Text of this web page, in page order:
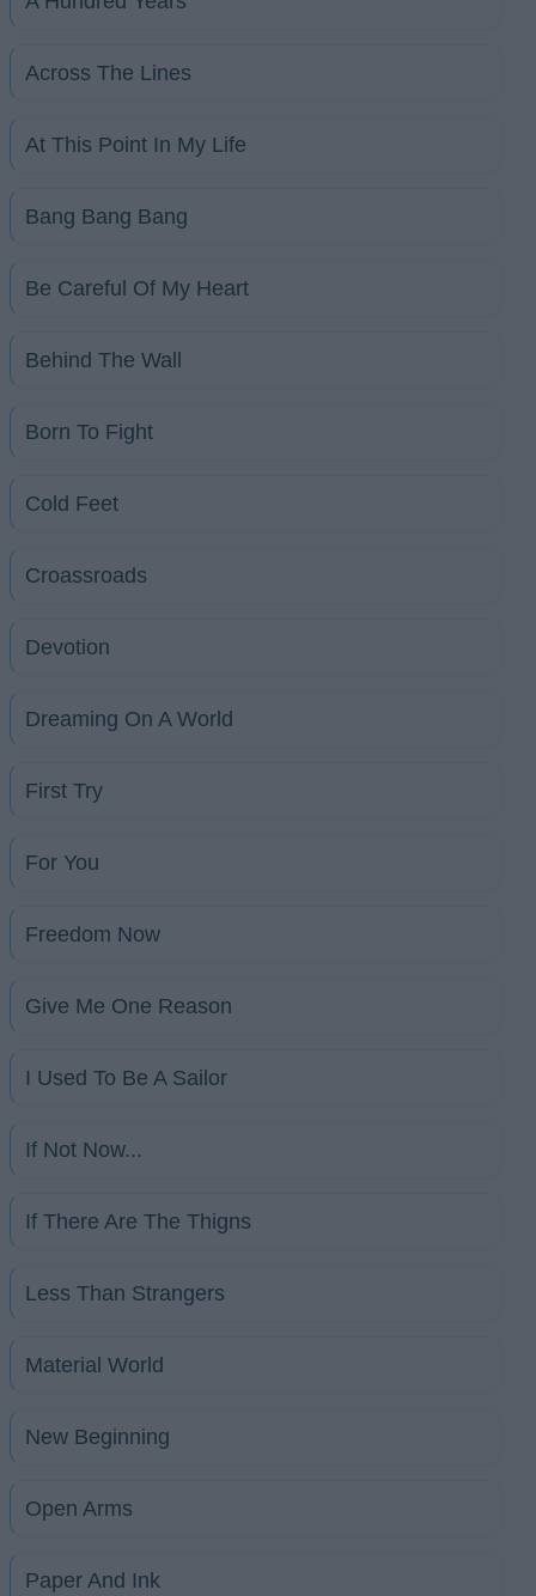
Across The Lines
At This Point In My Life
Bang Bang Bang
Be Careful Of My Heart
Behind The Wall
Born To Fight
Cold Feet
Croassroads
Devotion
Dreaming On A World
First Try
For You
Freedom Now
Give Me One Reason
I Used To Be A Sailor
If Not Now...
If There Are The Thigns
Less Than Strangers
Material World
New Beginning
Open Arms
Paper And Ink